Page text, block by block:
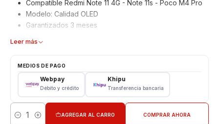
Compatible Redmi Note 11 4G - Note 11s - Poco M4 Pro
Modelo: Calidad OLED
Garantizados 3 meses
Características
Modelo: Redmi Note 11 4G - Note 11s - Poco M4 Pro
VALOR INCLUYE INSTALACIÓN
Leer más
MEDIOS DE PAGO
Webpay
Débito y crédito
Khipu
Transferencia bancaria
Cantidad
AGREGAR AL CARRO COMPRAR AHORA